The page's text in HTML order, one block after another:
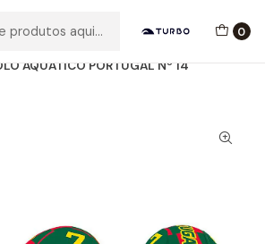
0
AQUÁTICO PORTUGAL Nº 14